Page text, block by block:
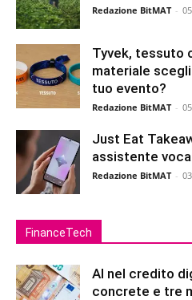
Redazione BitMAT -
Tyvek, tessuto
materiale
tuo evento?
Redazione BitMAT -
Just Eat
assistente
Redazione BitMAT -
FinanceTech
AI nel credito
concrete e tre